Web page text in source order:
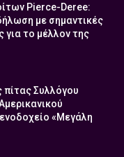
Pierce-Deree:
με σημαντικές
το μέλλον της
Συλλόγου
«Μεγάλη